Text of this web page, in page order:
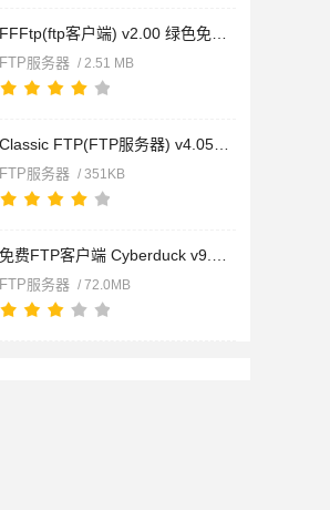
FTP服务器 / 2.51 MB
FTP服务器 / 351KB
FTP服务器 / 72.0MB